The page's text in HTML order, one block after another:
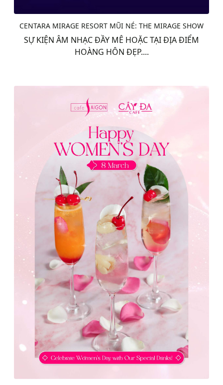
CENTARA MIRAGE RESORT MŨI NÉ: THE MIRAGE SHOW
SỰ KIỆN ÂM NHẠC ĐẦY MÊ HOẶC TẠI ĐỊA ĐIỂM
HOÀNG HÔN ĐẸP....